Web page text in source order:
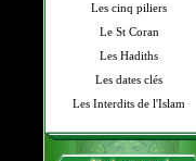
Les cinq piliers
Le St Coran
Les Hadiths
Les dates clés
Les Interdits de l'Islam